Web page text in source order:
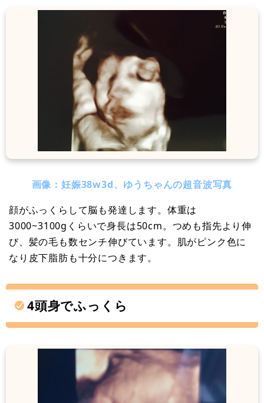
画像：妊娠38w3d、ゆうちゃんの超音波写真
顔がふっくらして脳も発達します。体重は
3000~3100gくらいで身長は50cm。つめも指先より伸
び、髪の毛も数センチ伸びています。肌がピンク色に
なり皮下脂肪も十分につきます。
4頭身でふっくら